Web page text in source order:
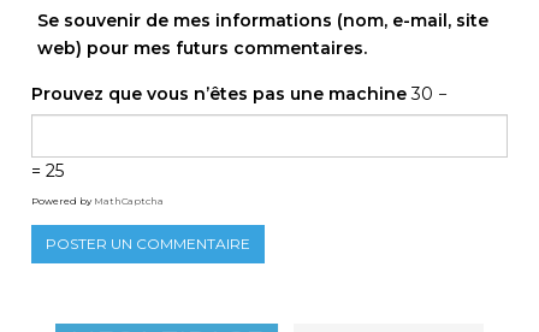
Se souvenir de mes informations (nom, e-mail, site
web) pour mes futurs commentaires.
Prouvez que vous n’êtes pas une machine 30 −
= 25
Powered by MathCaptcha